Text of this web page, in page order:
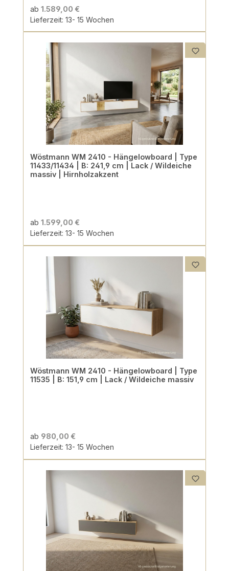
ab 1.589,00 €
Lieferzeit: 13- 15 Wochen
Wöstmann WM 2410 - Hängelowboard | Type
11433/11434 | B: 241,9 cm | Lack / Wildeiche
massiv | Hirnholzakzent
ab 1.599,00 €
Lieferzeit: 13- 15 Wochen
Wöstmann WM 2410 - Hängelowboard | Type
11535 | B: 151,9 cm | Lack / Wildeiche massiv
ab 980,00 €
Lieferzeit: 13- 15 Wochen